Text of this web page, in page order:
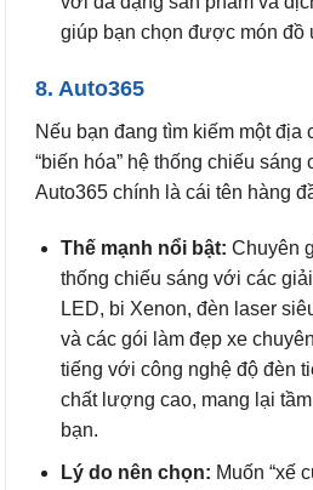
giúp bạn chọn được món đồ
8. Auto365
Nếu bạn đang tìm kiếm một địa
“biến hóa” hệ thống chiếu sáng
Auto365 chính là cái tên hàng
Thế mạnh nổi bật: Chuyên
thống chiếu sáng với các
LED, bi Xenon, đèn laser
và các gói làm đẹp xe
tiếng với công nghệ độ đèn
chất lượng cao, mang lại
bạn.
Lý do nên chọn: Muốn “xế